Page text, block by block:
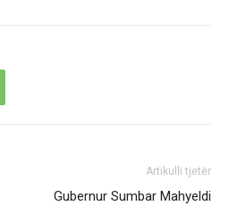
Artikulli tjetër
Gubernur Sumbar Mahyeldi